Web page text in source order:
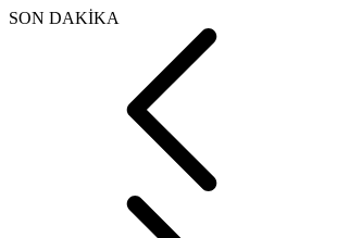
SON DAKİKA